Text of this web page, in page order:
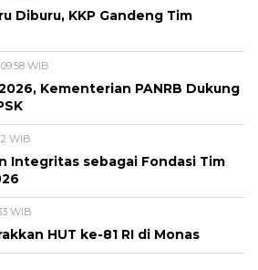
Diburu, KKP Gandeng Tim
WIB
Kementerian PANRB Dukung
WIB
Integritas sebagai Fondasi Tim
WIB
HUT ke-81 RI di Monas